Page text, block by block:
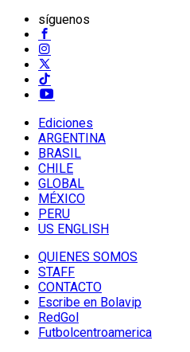
síguenos
Ediciones
ARGENTINA
BRASIL
CHILE
GLOBAL
MÉXICO
PERU
US ENGLISH
QUIENES SOMOS
STAFF
CONTACTO
Escribe en Bolavip
RedGol
Futbolcentroamerica